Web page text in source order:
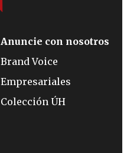
Anuncie con nosotros
Brand Voice
Empresariales
Colección ÚH